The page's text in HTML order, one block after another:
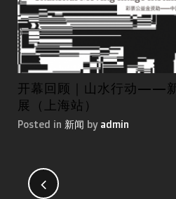
开幕回顾｜山水行动——
展（上海站）
Posted in 新闻 by admin